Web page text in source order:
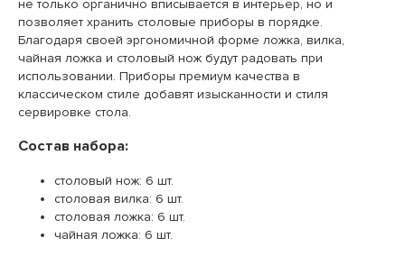
не только органично вписывается в интерьер, но и
позволяет хранить столовые приборы в порядке.
Благодаря своей эргономичной форме ложка, вилка,
чайная ложка и столовый нож будут радовать при
использовании. Приборы премиум качества в
классическом стиле добавят изысканности и стиля
сервировке стола.
Состав набора:
столовый нож: 6 шт.
столовая вилка: 6 шт.
столовая ложка: 6 шт.
чайная ложка: 6 шт.